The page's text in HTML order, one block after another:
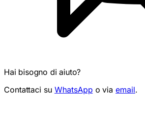
Hai bisogno di aiuto?
Contattaci su WhatsApp o via email.